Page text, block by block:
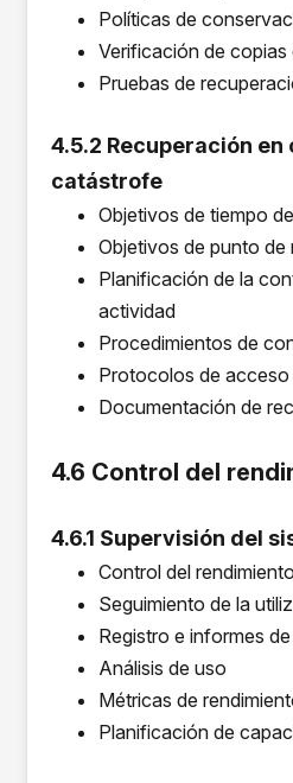
Políticas de
Verificación de copias
Pruebas de
4.5.2 Recuperación en
catástrofe
Objetivos de tiempo
Objetivos de punto
Planificación de la
actividad
Procedimientos de
Protocolos de acceso
Documentación de
4.6 Control del
4.6.1 Supervisión del
Control del
Seguimiento de la
Registro e informes
Análisis de uso
Métricas de
Planificación de